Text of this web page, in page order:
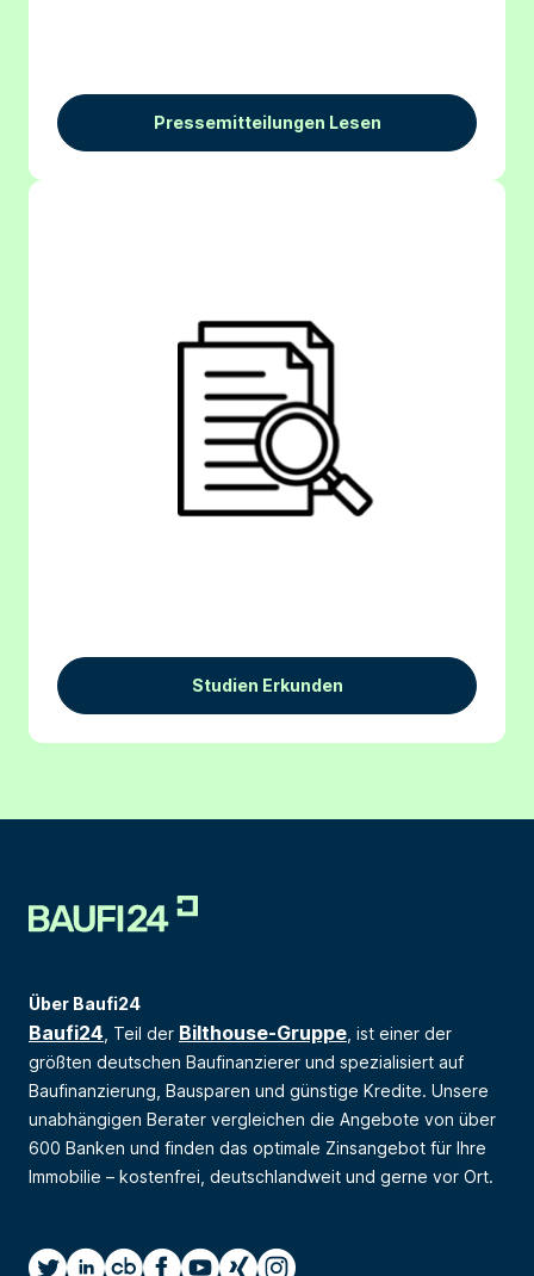
Pressemitteilungen Lesen
Studien Erkunden
Über Baufi24
Baufi24 , Teil der Bilthouse-Gruppe , ist einer der
größten deutschen Baufinanzierer und spezialisiert auf
Baufinanzierung, Bausparen und günstige Kredite. Unsere
unabhängigen Berater vergleichen die Angebote von über
600 Banken und finden das optimale Zinsangebot für Ihre
Immobilie – kostenfrei, deutschlandweit und gerne vor Ort.